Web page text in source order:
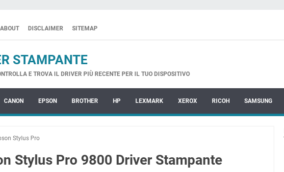
ABOUT DISCLAIMER SITEMAP
STAMPANTE
E TROVA IL DRIVER PIÙ RECENTE PER IL TUO DISPOSITIVO
CANON EPSON BROTHER HP LEXMARK XEROX RICOH SAMSUNG
Stylus Pro
Stylus Pro 9800 Driver Stampante